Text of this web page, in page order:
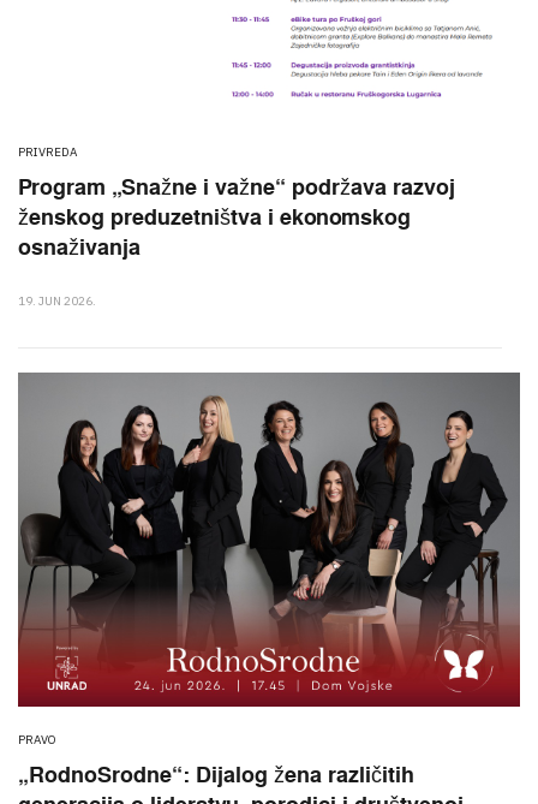
PRIVREDA
Program „Snažne i važne“ podržava razvoj
ženskog preduzetništva i ekonomskog
osnaživanja
19. JUN 2026.
PRAVO
„RodnoSrodne“: Dijalog žena različitih